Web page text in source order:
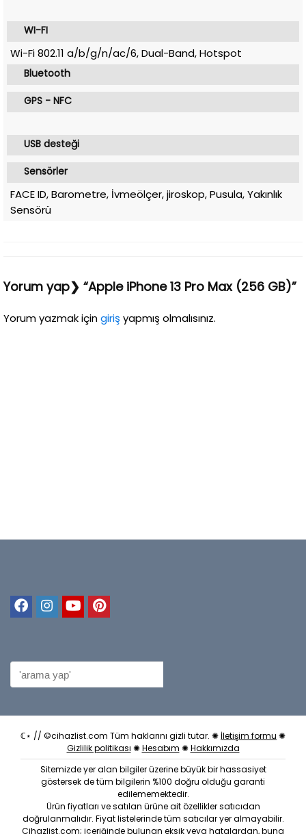
WI-FI
Wi-Fi 802.11 a/b/g/n/ac/6, Dual-Band, Hotspot
Bluetooth
GPS - NFC
USB desteği
Sensörler
FACE ID, Barometre, İvmeölçer, jiroskop, Pusula, Yakınlık
Sensörü
Yorum yap❯ “Apple iPhone 13 Pro Max (256 GB)”
Yorum yazmak içingiriş yapmış olmalısınız.
ℂ⋆ // ©cihazlist.com Tüm haklarını gizli tutar. ✺ İletişim formu ✺
Gizlilik politikası ✺Hesabım ✺Hakkımızda
Sitemizde yer alan bilgiler üzerine büyük bir hassasiyet
göstersek de tüm bilgilerin %100 doğru olduğu garanti
edilememektedir.
Ürün fiyatları ve satılan ürüne ait özellikler satıcıdan
doğrulanmalıdır. Fiyat listelerinde tüm satıcılar yer almayabilir.
Cihazlist.com; içeriğinde bulunan eksik veya hatalardan, buna